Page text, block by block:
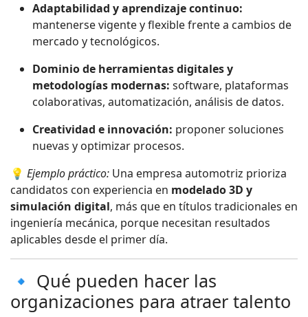
Adaptabilidad y aprendizaje continuo:
mantenerse vigente y flexible frente a cambios de
mercado y tecnológicos.
Dominio de herramientas digitales y
metodologías modernas: software, plataformas
colaborativas, automatización, análisis de datos.
Creatividad e innovación: proponer soluciones
nuevas y optimizar procesos.
💡 Ejemplo práctico: Una empresa automotriz prioriza
candidatos con experiencia en modelado 3D y
simulación digital, más que en títulos tradicionales en
ingeniería mecánica, porque necesitan resultados
aplicables desde el primer día.
🔹 Qué pueden hacer las
organizaciones para atraer talento